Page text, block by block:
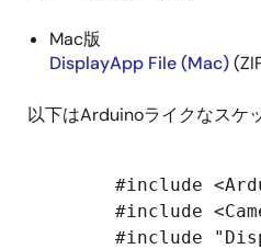
Mac版
DisplayApp File (Mac)
以下はArduinoライクなスケ
#include
#include
#include